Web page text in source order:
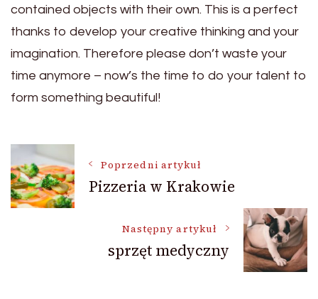
contained objects with their own. This is a perfect
thanks to develop your creative thinking and your
imagination. Therefore please don’t waste your
time anymore – now’s the time to do your talent to
form something beautiful!
Nawigacja
wpisu
Poprzedni artykuł
Pizzeria w Krakowie
Następny artykuł
sprzęt medyczny